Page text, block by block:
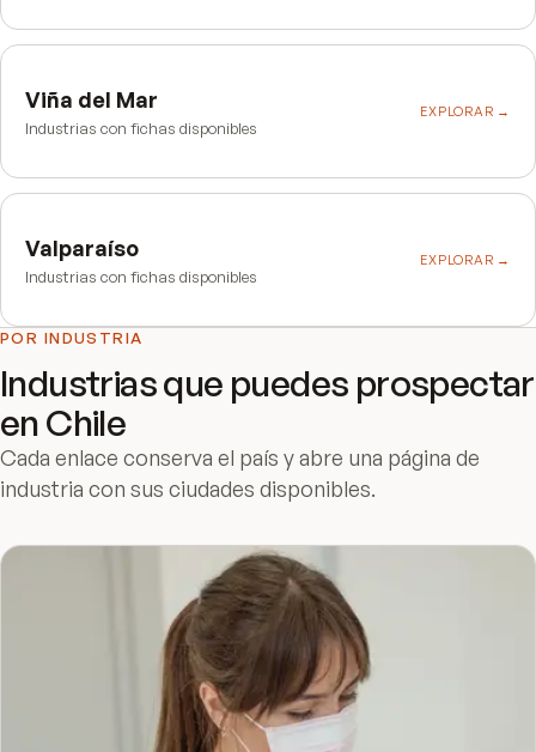
Viña del Mar
Industrias con fichas disponibles
EXPLORAR →
Valparaíso
Industrias con fichas disponibles
EXPLORAR →
POR INDUSTRIA
Industrias que puedes prospectar
enChile
Cada enlace conserva el país y abre una página de
industria con sus ciudades disponibles.